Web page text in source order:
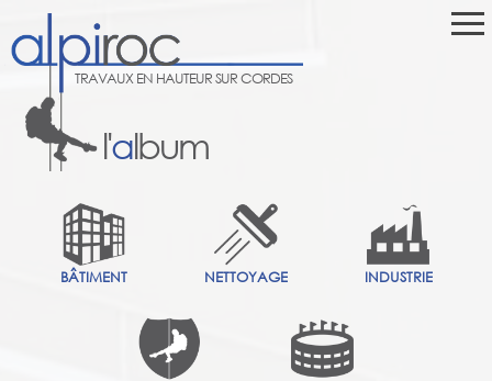
TRAVAUX EN HAUTEUR SUR CORDES
l'album
BÂTIMENT NETTOYAGE INDUSTRIE